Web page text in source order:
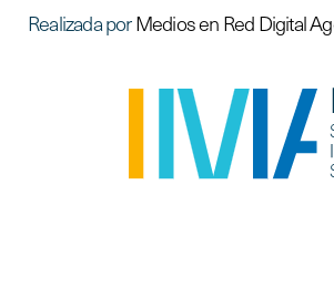
Realizada porMedios en Red Digital